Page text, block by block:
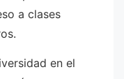
a clases
en el